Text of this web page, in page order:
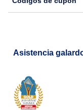
Asistencia